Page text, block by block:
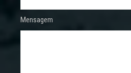
Mensagem